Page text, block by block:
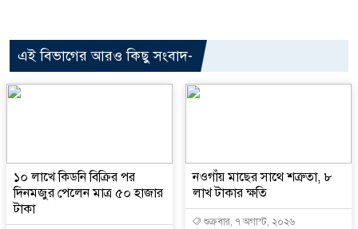
এই বিভাগের আরও কিছু সংবাদ-
১০ লাখে কিডনি বিক্রির পর
দিনমজুর পেলেন মাত্র ৫০ হাজার
টাকা
নওগাঁয় মাছের সাথে শত্রুতা, ৮
লাখ টাকার ক্ষতি
শুক্রবার, ৭ অগাস্ট, ২০২৬